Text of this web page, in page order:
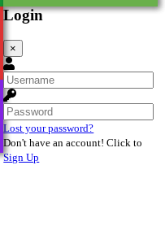
Login
×
Lost your password?
Don't have an account! Click to
Sign Up